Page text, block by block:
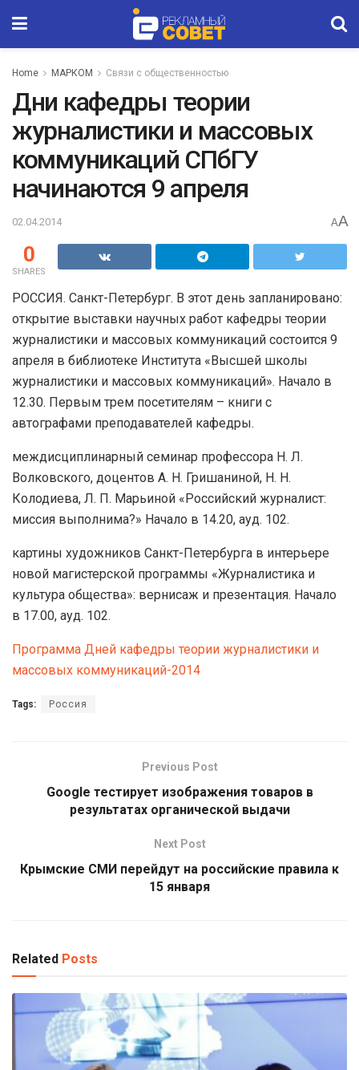
Home МАРКОМ Связи с общественностью
Дни кафедры теории
журналистики и массовых
коммуникаций СПбГУ
начинаются 9 апреля
02.04.2014 AA
0
SHARES
РОССИЯ. Санкт-Петербург. В этот день запланировано:
открытие выставки научных работ кафедры теории
журналистики и массовых коммуникаций состоится 9
апреля в библиотеке Института «Высшей школы
журналистики и массовых коммуникаций». Начало в
12.30. Первым трем посетителям – книги с
автографами преподавателей кафедры.
междисциплинарный семинар профессора Н. Л.
Волковского, доцентов А. Н. Гришаниной, Н. Н.
Колодиева, Л. П. Марьиной «Российский журналист:
миссия выполнима?» Начало в 14.20, ауд. 102.
картины художников Санкт-Петербурга в интерьере
новой магистерской программы «Журналистика и
культура общества»: вернисаж и презентация. Начало
в 17.00, ауд. 102.
Программа Дней кафедры теории журналистики и
массовых коммуникаций-2014
Tags: Россия
Previous Post
Google тестирует изображения товаров в
результатах органической выдачи
Next Post
Крымские СМИ перейдут на российские правила к
15 января
Related Posts